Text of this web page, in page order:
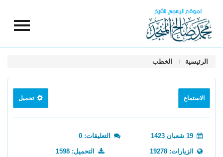
الرئيسية الخطب
الاستماع تحميل
التعليقات: 0
الزيارات: 19278 التحميل: 1598